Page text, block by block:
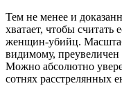
Тем не менее и
хватает, чтобы считать
женщин-убийц.
видимому, преувеличен
Можно абсолютно
сотнях расстрелянных